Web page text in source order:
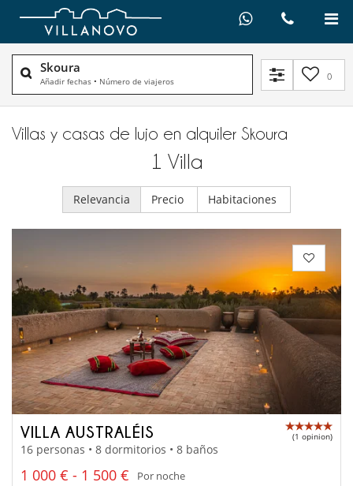
Skoura
Añadir fechas • Número de viajeros 0
Villas y casas de lujo en alquiler​ Skoura
1 Villa
Relevancia Precio Habitaciones
VILLA AUSTRALÉIS (1 opinion)
16 personas • 8 dormitorios • 8 baños
1 000 € - 1 500 €
Por noche